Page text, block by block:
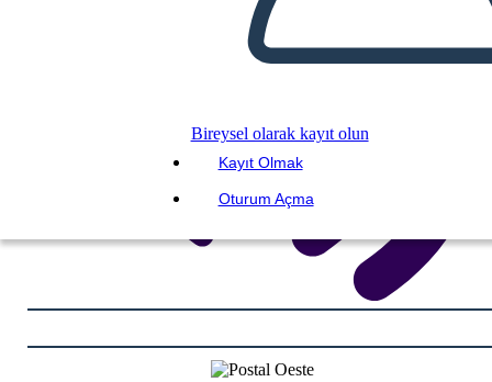
Bireysel olarak kayıt olun
Kayıt Olmak
Oturum Açma